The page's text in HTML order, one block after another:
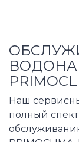
Наш
полный